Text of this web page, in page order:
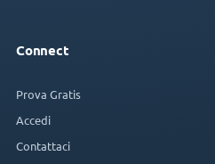
Connect
Prova Gratis
Accedi
Contattaci